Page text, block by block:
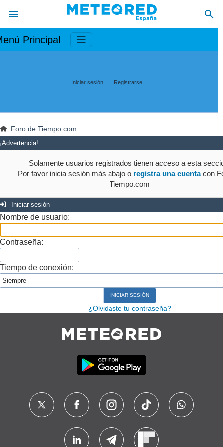
Principal
Iniciar sesión Registrarse
Foro de Tiempo.com
¡Advertencia!
Solamente usuarios registrados tienen acceso a esta
Por favor inicia sesión más abajo o registra una cuentacon
Tiempo.com
Iniciar sesión
Nombre de usuario:
Contraseña:
Tiempo de conexión:
¿Olvidaste tu contraseña?